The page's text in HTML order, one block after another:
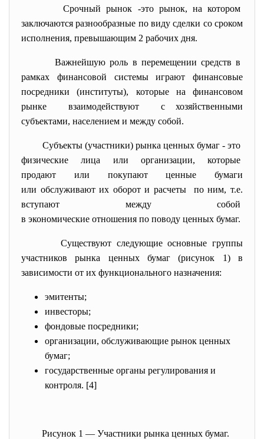
Срочный рынок -это рынок, на котором
заключаются разнообразные по виду сделки со сроком
исполнения, превышающим 2 рабочих дня.
Важнейшую роль в перемещении средств в
рамках финансовой системы играют финансовые
посредники (институты), которые на финансовом
рынке взаимодействуют с хозяйственными
субъектами, населением и между собой.
Субъекты (участники) рынка ценных бумаг - это
физические лица или организации, которые
продают или покупают ценные бумаги
или обслуживают их оборот и расчеты по ним, т.е.
вступают между собой
в экономические отношения по поводу ценных бумаг.
Существуют следующие основные группы
участников рынка ценных бумаг (рисунок 1) в
зависимости от их функционального назначения:
эмитенты;
инвесторы;
фондовые посредники;
организации, обслуживающие рынок ценных
бумаг;
государственные органы регулирования и
контроля. [4]
Рисунок 1 — Участники рынка ценных бумаг.